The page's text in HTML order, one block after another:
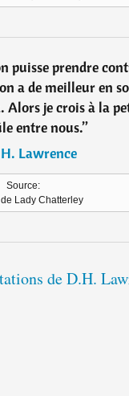
puisse prendre
a de meilleur en
Alors je crois à la
entre nous.”
Lawrence
Source:
de Lady Chatterley
de D.H.